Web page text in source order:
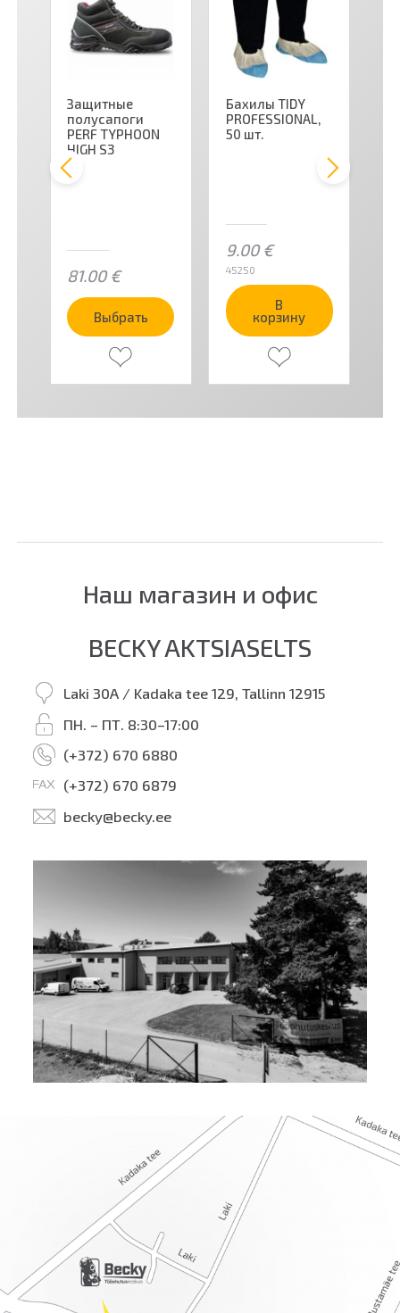
Защитные
полусапоги
PERF TYPHOON
HIGH S3
81.00€
Выбрать
Бахилы TIDY
PROFESSIONAL,
50 шт.
9.00€
45250
В
корзину
Наш магазин и офис
BECKY AKTSIASELTS
Laki 30A / Kadaka tee 129, Tallinn 12915
ПН. – ПТ. 8:30–17:00
(+372) 670 6880
(+372) 670 6879
becky@becky.ee